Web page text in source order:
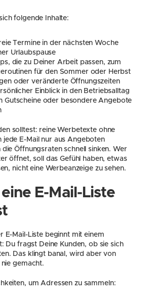
folgende Inhalte:
Termine in der nächsten Woche
Urlaubspause
die zu Deiner Arbeit passen, zum
für den Sommer oder Herbst
oder veränderte Öffnungszeiten
Einblick in den Betriebsalltag
Gutscheine oder besondere Angebote
solltest: reine Werbetexte ohne
jede E-Mail nur aus Angeboten
Öffnungsraten schnell sinken. Wer
öffnet, soll das Gefühl haben, etwas
nicht eine Werbeanzeige zu sehen.
E-Mail-Liste
E-Mail-Liste beginnt mit einem
Du fragst Deine Kunden, ob sie sich
Das klingt banal, wird aber von
gemacht.
um Adressen zu sammeln: